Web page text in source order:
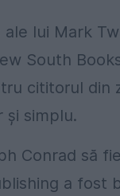
lui Mark
South
cititorul
și simplu.
Conrad să
a fost